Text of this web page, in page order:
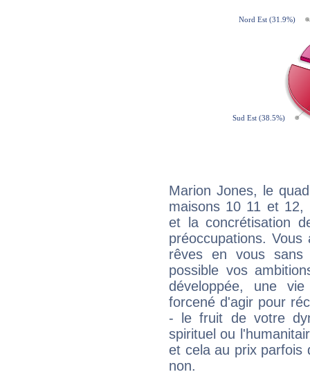
Marion Jones, le
maisons 10 11 et 12,
et la concrétisation
préoccupations.
rêves en vous sans
possible vos
développée, une
forcené d'agir pour
- le fruit de votre
spirituel ou
et cela au prix parfois
non.